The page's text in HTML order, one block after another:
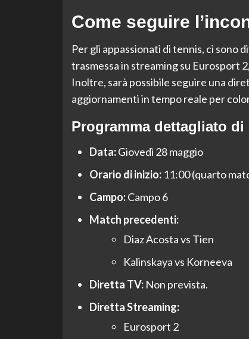
Come seguire
Per gli appassionati di tennis, ci sono
trasmessa in streaming su Eurosport
Inoltre, sarà possibile seguire una
aggiornamenti in tempo reale per
Programma dettagliato di
Data:Giovedì 28 maggio
Orario di inizio:11:00 (quarto
Campo:Campo 6
Match precedenti:
Diaz Acosta vs Tien
Kalinskaya vs Korneeva
Diretta TV:Non prevista.
Diretta Streaming:
Eurosport 2